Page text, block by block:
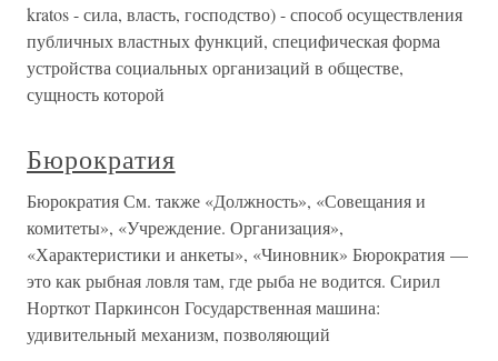
kratos - сила, власть, господство) - способ осуществления
публичных властных функций, специфическая форма
устройства социальных организаций в обществе,
сущность которой
Бюрократия
Бюрократия См. также «Должность», «Совещания и
комитеты», «Учреждение. Организация»,
«Характеристики и анкеты», «Чиновник» Бюрократия —
это как рыбная ловля там, где рыба не водится. Сирил
Норткот Паркинсон Государственная машина:
удивительный механизм, позволяющий